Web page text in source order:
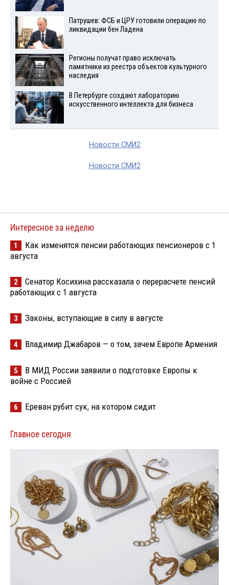
Патрушев: ФСБ и ЦРУ готовили операцию по
ликвидации бен Ладена
Регионы получат право исключать
памятники из реестра объектов культурного
наследия
В Петербурге создают лабораторию
искусственного интеллекта для бизнеса
Новости СМИ2
Новости СМИ2
Интересное за неделю
1
Как изменятся пенсии работающих пенсионеров с 1
августа
2
Сенатор Косихина рассказала о перерасчете пенсий
работающих с 1 августа
3 Законы, вступающие в силу в августе
4 Владимир Джабаров — о том, зачем Европе Армения
5
В МИД России заявили о подготовке Европы к
войне с Россией
6 Ереван рубит сук, на котором сидит
Главное сегодня